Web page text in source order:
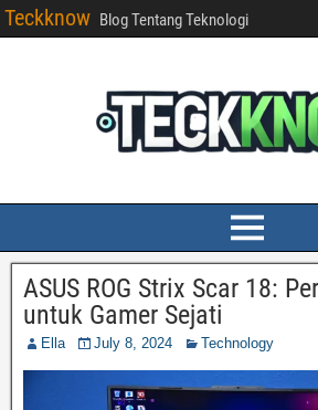
Teckknow Blog Tentang Teknologi
ASUS ROG Strix Scar 18:
untuk Gamer Sejati
Ella July 8, 2024 Technology